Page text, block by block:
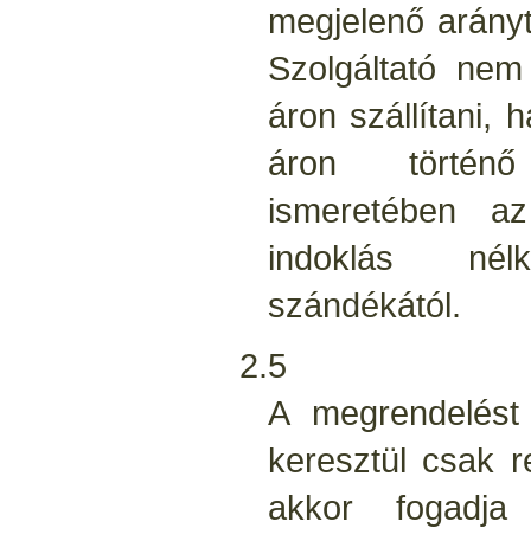
megjelenő
Szolgáltató
áron szállítani,
áron
ismeretében
indoklás
szándékától.
2.5
A
keresztül csak
akkor